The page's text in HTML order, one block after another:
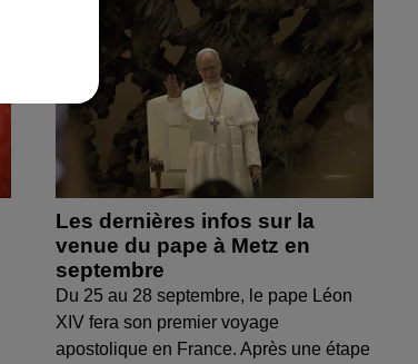
Les dernières infos sur la
venue du pape à Metz en
septembre
Du 25 au 28 septembre, le pape Léon
XIV fera son premier voyage
apostolique en France. Après une étape